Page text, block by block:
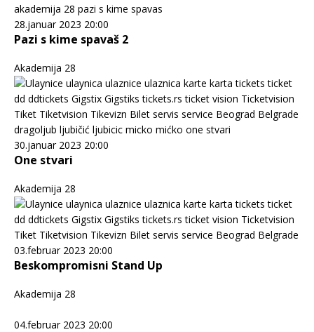
28.januar 2023 20:00
Pazi s kime spavaš 2
Akademija 28
30.januar 2023 20:00
One stvari
Akademija 28
03.februar 2023 20:00
Beskompromisni Stand Up
Akademija 28
04.februar 2023 20:00